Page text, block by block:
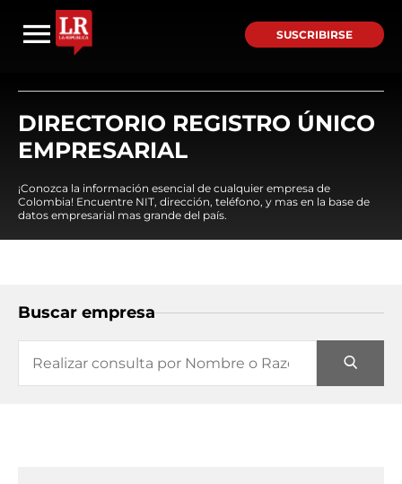
SUSCRIBIRSE
DIRECTORIO REGISTRO ÚNICO
EMPRESARIAL
¡Conozca la información esencial de cualquier empresa de
Colombia! Encuentre NIT, dirección, teléfono, y mas en la base de
datos empresarial mas grande del país.
Buscar empresa